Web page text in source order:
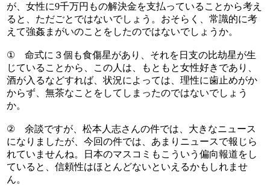
が、女性に9千万円もの解決金を支払っていることから考え
ると、ただごとではないでしょう。おそらく、常識的に考
えて強姦まがいのことをしたのではないでしょうか。
① 命式に３個も食傷星があり、それを日支の比劫星が生
じていることから、この人は、もともと女性好きであり、
酒が入るなどすれば、状況によっては、理性に歯止めがか
からず、無茶なことをしてしまったのではないでしょう
か。
② 余談ですが、松本人志さんの件では、大きなニュース
になりましたが、今回の件では、あまりニュースで報じら
れていませんね。日本のマスコミもこういう偏向報道をし
ていると、信頼性はほとんどないといえるかもしれませ
ん。